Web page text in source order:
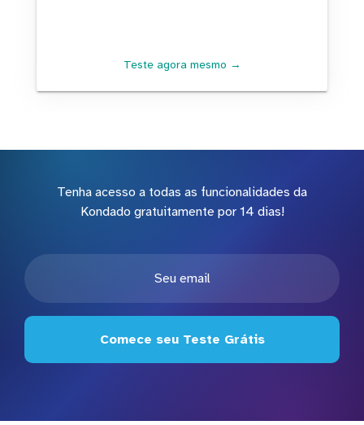
Teste agora mesmo →
Tenha acesso a todas as funcionalidades da
Kondado gratuitamente por 14 dias!
Comece seu Teste Grátis